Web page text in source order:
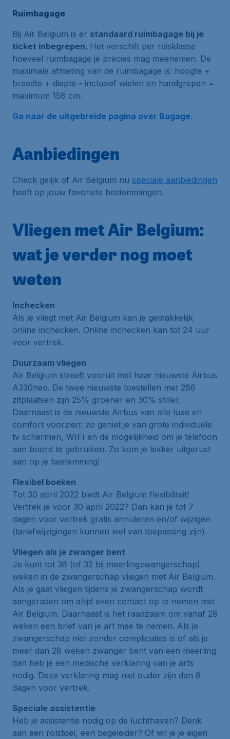
Ruimbagage
Bij Air Belgium is er standaard ruimbagage bij je
ticket inbegrepen. Het verschilt per reisklasse
hoeveel ruimbagage je precies mag meenemen. De
maximale afmeting van de ruimbagage is: hoogte +
breedte + diepte - inclusief wielen en handgrepen =
maximum 158 cm.
Ga naar de uitgebreide pagina over Bagage.
Aanbiedingen
Check gelijk of Air Belgium nu speciale aanbiedingen
heeft op jouw favoriete bestemmingen.
Vliegen met Air Belgium:
wat je verder nog moet
weten
Inchecken
Als je vliegt met Air Belgium kan je gemakkelijk
online inchecken. Online inchecken kan tot 24 uur
voor vertrek.
Duurzaam vliegen
Air Belgium streeft vooruit met haar nieuwste Airbus
A330neo. De twee nieuwste toestellen met 286
zitplaatsen zijn 25% groener en 30% stiller.
Daarnaast is de nieuwste Airbus van alle luxe en
comfort voorzien: zo geniet je van grote individuele
tv schermen, WIFI en de mogelijkheid om je telefoon
aan boord te gebruiken. Zo kom je lekker uitgerust
aan op je bestemming!
Flexibel boeken
Tot 30 april 2022 biedt Air Belgium flexibiliteit!
Vertrek je voor 30 april 2022? Dan kan je tot 7
dagen voor vertrek gratis annuleren en/of wijzigen
(tariefwijzigingen kunnen wel van toepassing zijn).
Vliegen als je zwanger bent
Je kunt tot 36 (of 32 bij meerlingzwangerschap)
weken in de zwangerschap vliegen met Air Belgium.
Als je gaat vliegen tijdens je zwangerschap wordt
aangeraden om altijd even contact op te nemen met
Air Belgium. Daarnaast is het raadzaam om vanaf 28
weken een brief van je art mee te nemen. Als je
zwangerschap niet zonder complicaties is of als je
meer dan 28 weken zwanger bent van een meerling
dan heb je een medische verklaring van je arts
nodig. Deze verklaring mag niet ouder zijn dan 8
dagen voor vertrek.
Speciale assistentie
Heb je assistentie nodig op de luchthaven? Denk
aan een rolstoel, een begeleider? Of wil je je eigen